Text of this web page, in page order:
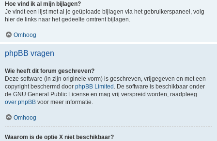
Hoe vind ik al mijn bijlagen?
Je vindt een lijst met al je geüploade bijlagen via het gebruikerspaneel, volg
hier de links naar het gedeelte omtrent bijlagen.
Omhoog
phpBB vragen
Wie heeft dit forum geschreven?
Deze software (in zijn originele vorm) is geschreven, vrijgegeven en met een
copyright beschermd door phpBB Limited . De software is beschikbaar onder
de GNU General Public License en mag vrij verspreid worden, raadpleeg
over phpBB voor meer informatie.
Omhoog
Waarom is de optie X niet beschikbaar?